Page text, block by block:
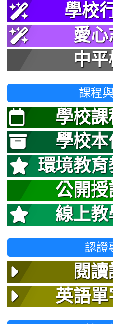
學校
愛心
中
課程
學校
學校
環境教
公開
線上
認證
閱
英語